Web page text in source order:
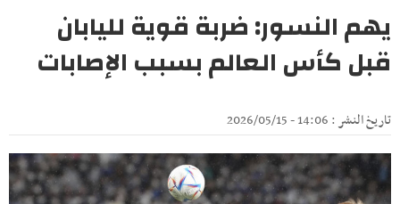
يهم النسور: ضربة قوية لليابان
قبل كأس العالم بسبب الإصابات
تاريخ النشر : 14:06 - 2026/05/15